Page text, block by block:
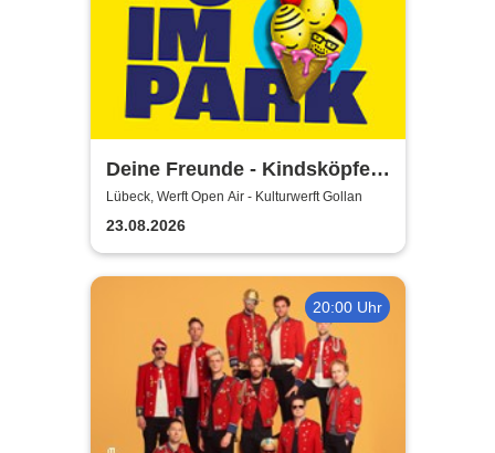
Deine Freunde - Kindsköpfe
im Park - Open Air 2026
Lübeck, Werft Open Air - Kulturwerft Gollan
23.08.2026
20:00 Uhr